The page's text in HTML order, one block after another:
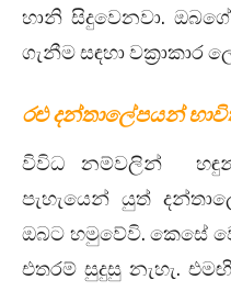
හානි සිදුවෙනවා.
ගැනීම සඳහා වක්‍රාකාර
රළු දන්තාලේපයන්
විවිධ නම්වලින්
පැහැයෙන් යුත්
ඔබට හමුවේවි. කෙසේ
එතරම් සුදුසු නැහැ.